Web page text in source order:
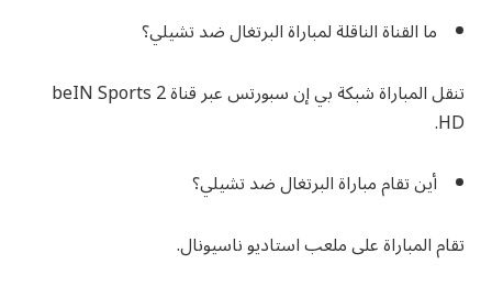
ما القناة الناقلة لمباراة البرتغال ضد تشيلي؟
تنقل المباراة شبكة بي إن سبورتس عبر قناة beIN Sports 2
HD.
أين تقام مباراة البرتغال ضد تشيلي؟
تقام المباراة على ملعب استاديو ناسيونال.